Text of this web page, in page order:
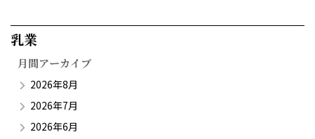
乳業​
月間アーカイブ
2026年8月
2026年7月
2026年6月